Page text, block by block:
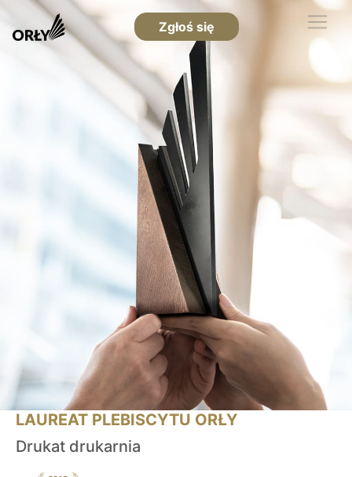
Zgłoś się
LAUREAT PLEBISCYTU ORŁY
Drukat drukarnia